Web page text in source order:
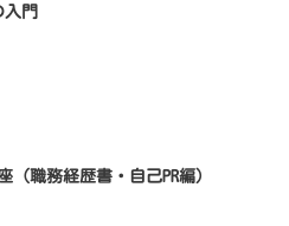
門
職務経歴書・自己PR編）